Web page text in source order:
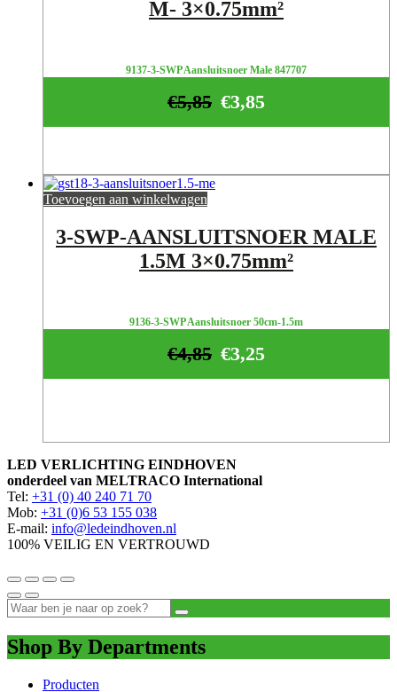
M- 3×0.75mm²
9137-3-SWP Aansluitsnoer Male 847707
€3,85
€5,85
Toevoegen aan winkelwagen
3-SWP-AANSLUITSNOER MALE
1.5M 3×0.75mm²
9136-3-SWP Aansluitsnoer 50cm-1.5m
€3,25
€4,85
LED VERLICHTING EINDHOVEN
onderdeel van MELTRACO International
Tel: +31 (0) 40 240 71 70
Mob: +31 (0)6 53 155 038
E-mail: info@ledeindhoven.nl
100% VEILIG EN VERTROUWD
Shop By Departments
Producten